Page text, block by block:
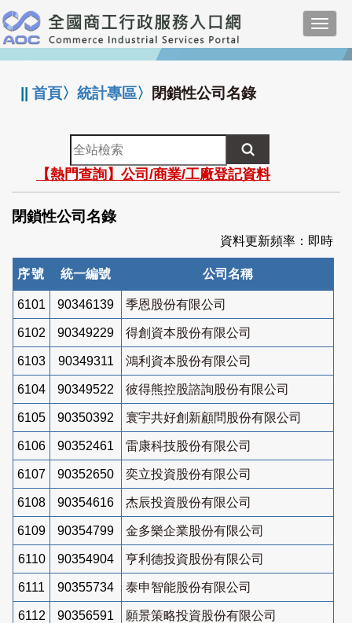
跳
到
主
要
:::
||首頁〉統計專區〉 閉鎖性公司名錄
全
站
檢
索
【熱門查詢】公司/商業/工廠登記資料
閉鎖性公司名錄
資料更新頻率：即時
序號 統一編號 公司名稱
6101 90346139 季恩股份有限公司
6102 90349229 得創資本股份有限公司
6103 90349311 鴻利資本股份有限公司
6104 90349522 彼得熊控股諮詢股份有限公司
6105 90350392 寰宇共好創新顧問股份有限公司
6106 90352461 雷康科技股份有限公司
6107 90352650 奕立投資股份有限公司
6108 90354616 杰辰投資股份有限公司
6109 90354799 金多樂企業股份有限公司
6110 90354904 亨利德投資股份有限公司
6111 90355734 泰申智能股份有限公司
6112 90356591 願景策略投資股份有限公司